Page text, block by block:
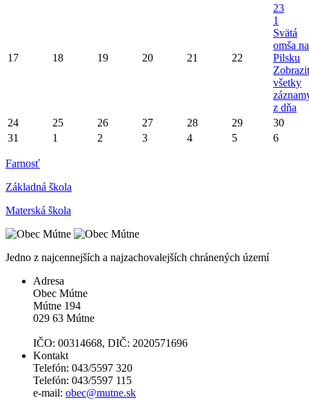
17 18 19 20 21 22
23
1
Svätá
omša na
Pilsku
všetky
z dňa
24
25 26 27 28 29
30
31
1 2 3 4 5 6
Farnosť
Základná škola
Materská škola
Jedno z najcennejších a najzachovalejších chránených území
Adresa
Obec Mútne
Mútne 194
029 63 Mútne
IČO: 00314668, DIČ: 2020571696
Kontakt
Telefón: 043/5597 320
Telefón: 043/5597 115
e-mail: obec@mutne.sk